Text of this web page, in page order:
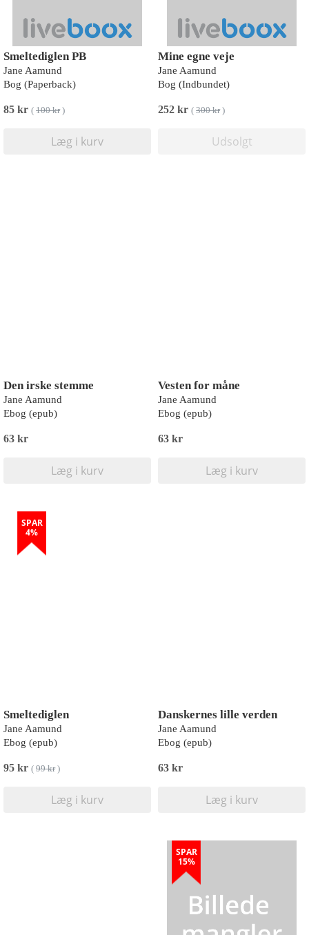
Smeltediglen PB
Jane Aamund
Bog (Paperback)
85 kr ( 100 kr)
Læg i kurv
Mine egne veje
Jane Aamund
Bog (Indbundet)
252 kr ( 300 kr)
Udsolgt
Den irske stemme
Jane Aamund
Ebog (epub)
63 kr
Læg i kurv
Vesten for måne
Jane Aamund
Ebog (epub)
63 kr
Læg i kurv
SPAR
4%
Smeltediglen
Jane Aamund
Ebog (epub)
95 kr ( 99 kr)
Læg i kurv
Danskernes lille verden
Jane Aamund
Ebog (epub)
63 kr
Læg i kurv
SPAR
15%